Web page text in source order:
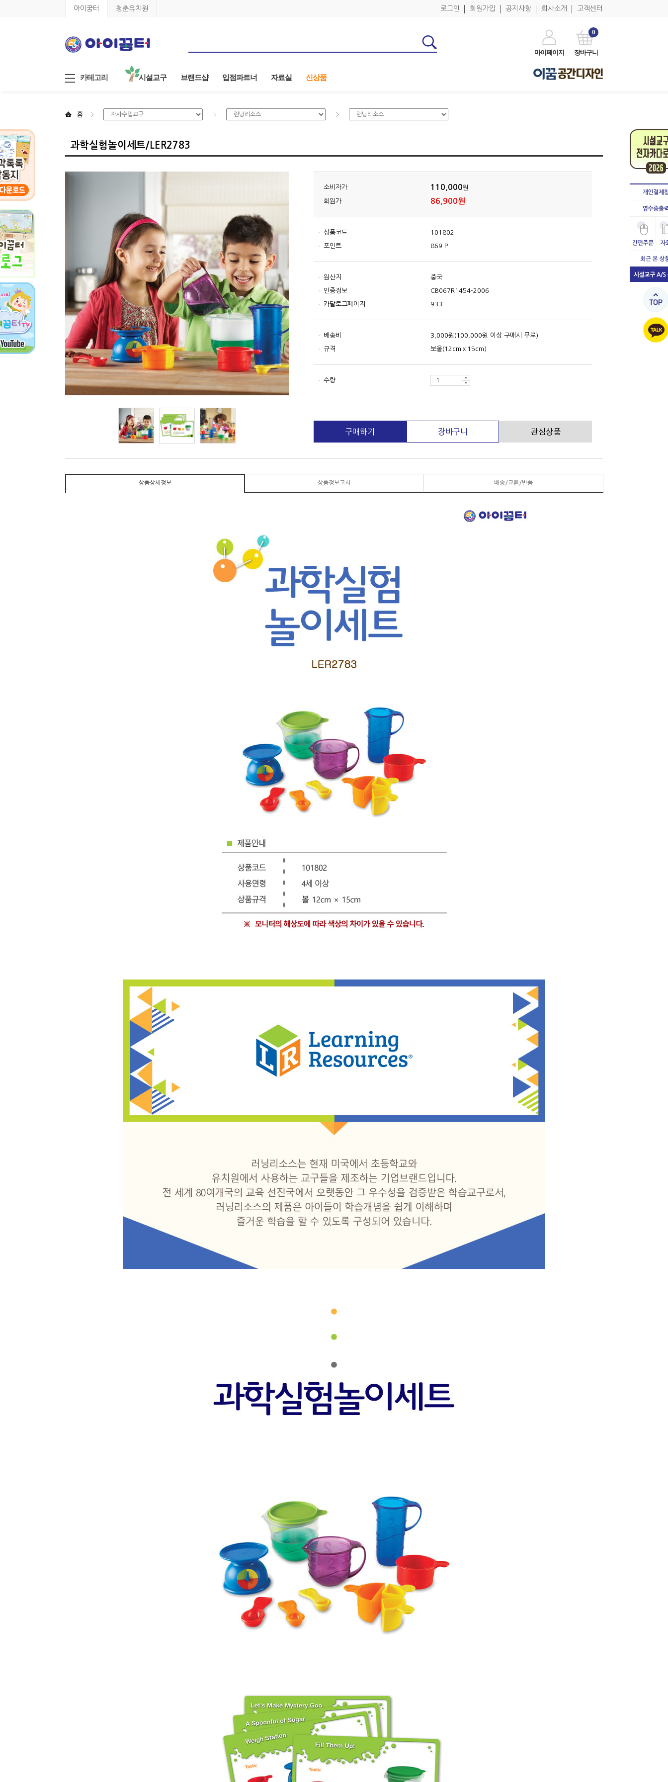
아이꿈터 청춘유치원 로그인 회원가입 공지사항 회사소개 고객센터
마이페이지
0
장바구니
카테고리 시설교구 브랜드샵 입점파트너 자료실 신상품
홈
과학실험놀이세트/LER2783
소비자가 110,000원
회원가 86,900원
상품코드 101802
포인트 869 P
원산지 중국
인증정보 CB067R1454-2006
카달로그페이지 933
배송비 3,000원(100,000원 이상 구매시 무료)
규격 보울(12cmｘ15cm)
수량
구매하기 장바구니 관심상품
상품상세정보 상품정보고시 배송/교환/반품